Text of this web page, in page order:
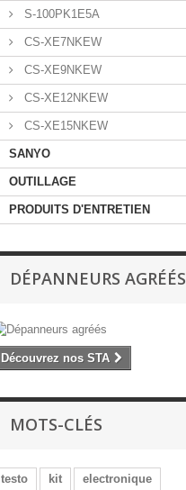
S-100PK1E5A
CS-XE7NKEW
CS-XE9NKEW
CS-XE12NKEW
CS-XE15NKEW
SANYO
OUTILLAGE
PRODUITS D'ENTRETIEN
DÉPANNEURS AGRÉÉS
Découvrez nos STA
MOTS-CLÉS
testo kit electronique